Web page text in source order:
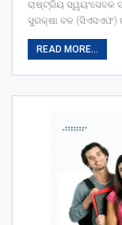
ରାଷ୍ଟ୍ରିୟ ସ୍ୱୟଂସେବକ
ସୁରକ୍ଷା ବଳ (ସିଏସଏଫ)
READ MORE...